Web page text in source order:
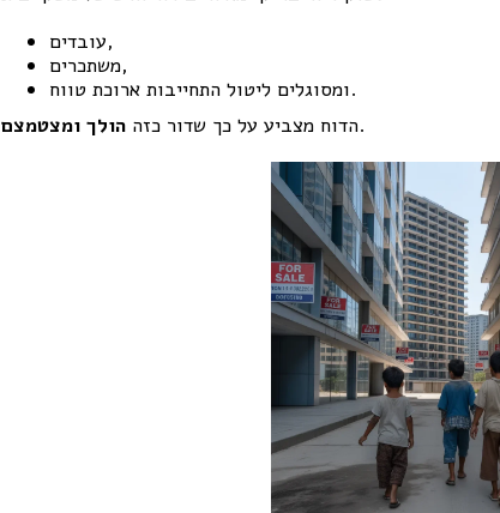
עובדים,
משתכרים,
ומסוגלים ליטול התחייבות ארוכת טווח.
הדוח מצביע על כך שדור כזה הולך ומצטמצם .